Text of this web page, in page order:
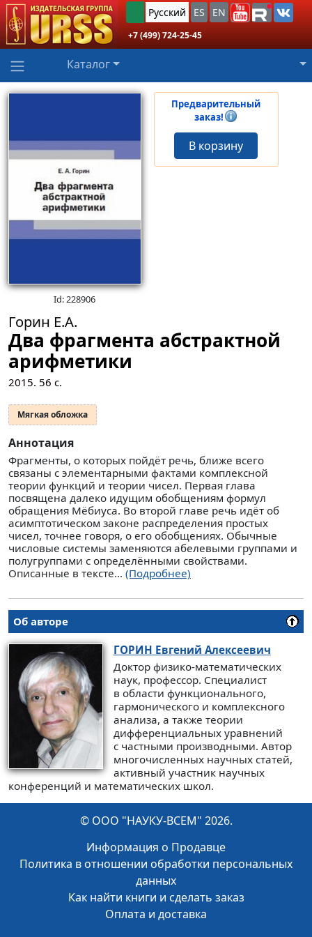
Русский ES EN
+7 (499) 724-25-45
Каталог
Id: 228906
Предварительный
заказ!
В корзину
Горин Е.А.
Два фрагмента абстрактной
арифметики
2015. 56 с.
Мягкая обложка
Аннотация
Фрагменты, о которых пойдёт речь, ближе всего
связаны с элементарными фактами комплексной
теории функций и теории чисел. Первая глава
посвящена далеко идущим обобщениям формул
обращения Мёбиуса. Во второй главе речь идёт об
асимптотическом законе распределения простых
чисел, точнее говоря, о его обобщениях. Обычные
числовые системы заменяются абелевыми группами и
полугруппами с определёнными свойствами.
Описанные в тексте... (Подробнее)
Об авторе
ГОРИН Евгений Алексеевич
Доктор физико-математических
наук, профессор. Специалист
в области функционального,
гармонического и комплексного
анализа, а также теории
дифференциальных уравнений
с частными производными. Автор
многочисленных научных статей,
активный участник научных
конференций и математических школ.
© ООО "НАУКУ-ВСЕМ" 2026.
Информация о Продавце
Политика в отношении обработки персональных
данных
Как найти книги и сделать заказ
Оплата и доставка